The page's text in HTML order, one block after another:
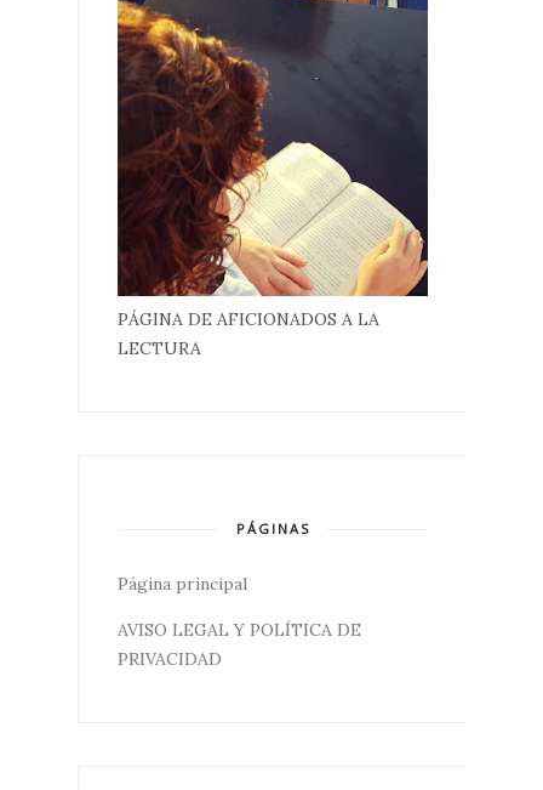
PÁGINA DE AFICIONADOS A LA
LECTURA
PÁGINAS
Página principal
AVISO LEGAL Y POLÍTICA DE
PRIVACIDAD